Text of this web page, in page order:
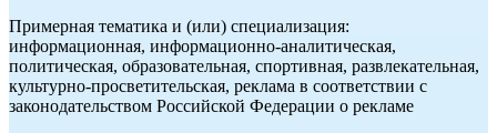
Примерная тематика и (или) специализация:
информационная, информационно-аналитическая,
политическая, образовательная, спортивная, развлекательная,
культурно-просветительская, реклама в соответствии с
законодательством Российской Федерации о рекламе